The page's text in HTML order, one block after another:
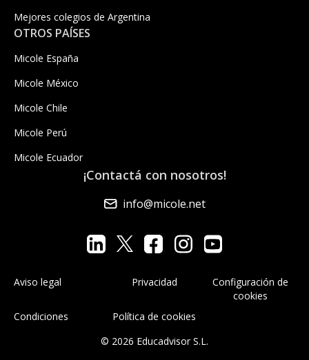
Mejores colegios de Argentina
OTROS PAÍSES
Micole España
Micole México
Micole Chile
Micole Perú
Micole Ecuador
¡Contactá con nosotros!
info@micole.net
Aviso legal Privacidad
Configuración de
cookies
Condiciones
Política de cookies
© 2026 Educadvisor S.L.